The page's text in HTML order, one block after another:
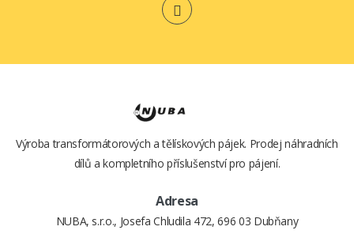
870,- Kč
Výroba transformátorových a tělískových pájek. Prodej náhradních
dílů a kompletního příslušenství pro pájení.
Adresa
NUBA, s.r.o., Josefa Chludila 472, 696 03 Dubňany